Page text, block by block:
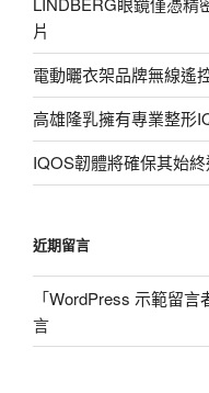
片
電動曬衣架品牌無線遙
高雄隆乳擁有專業整形
IQOS韌體將確保其始
近期留言
「WordPress 示範留言
言